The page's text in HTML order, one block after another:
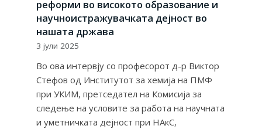
реформи во високото образование и
научноистражувачката дејност во
нашата држава
3 јули 2025
Во ова интервју со професорот д-р Виктор
Стефов од Институтот за хемија на ПМФ
при УКИМ, претседател на Комисија за
следење на условите за работа на научната
и уметничката дејност при НАкС,